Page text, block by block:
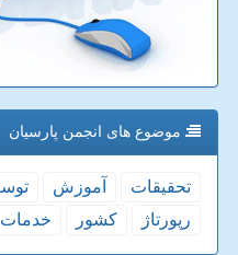
موضوع های انجمن پارسیان
تحقیقات آموزش
رپورتاژ
كشور خدمات